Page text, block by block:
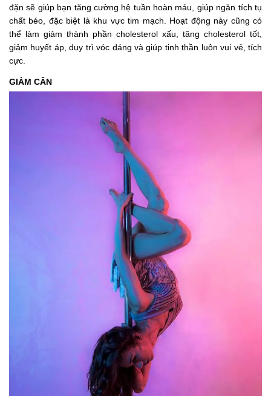
đặn sẽ giúp bạn tăng cường hệ tuần hoàn máu, giúp ngăn tích tụ
chất béo, đặc biệt là khu vực tim mạch. Hoạt động này cũng có
thể làm giảm thành phần cholesterol xấu, tăng cholesterol tốt,
giảm huyết áp, duy trì vóc dáng và giúp tinh thần luôn vui vẻ, tích
cực.
GIẢM CÂN